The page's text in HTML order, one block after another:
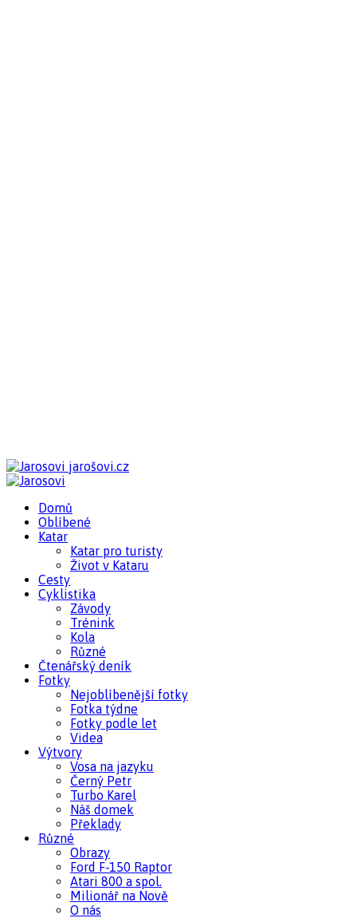
jarošovi.cz
Domů
Oblíbené
Katar
Katar pro turisty
Život v Kataru
Cesty
Cyklistika
Závody
Trénink
Kola
Různé
Čtenářský deník
Fotky
Nejoblíbenější fotky
Fotka týdne
Fotky podle let
Videa
Výtvory
Vosa na jazyku
Černý Petr
Turbo Karel
Náš domek
Překlady
Různé
Obrazy
Ford F-150 Raptor
Atari 800 a spol.
Milionář na Nově
O nás